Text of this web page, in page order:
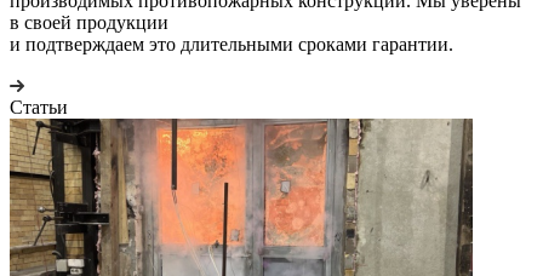
в своей продукции
и подтверждаем это длительными сроками гарантии.
Статьи